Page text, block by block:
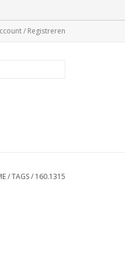
/ Registreren
/TAGS/ 160.1315